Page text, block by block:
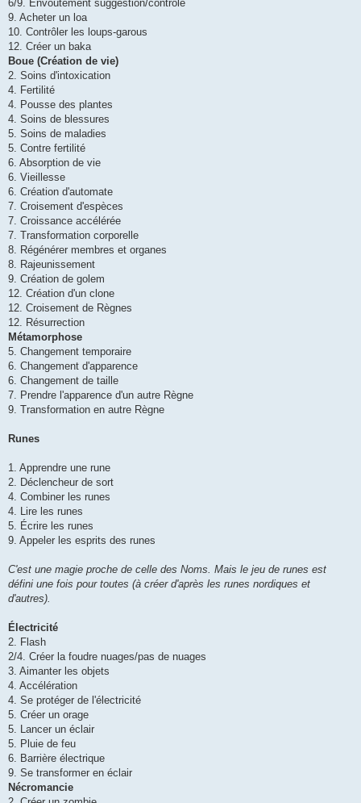
6/9. Envoûtement suggestion/contrôle
9. Acheter un loa
10. Contrôler les loups-garous
12. Créer un baka
Boue (Création de vie)
2. Soins d'intoxication
4. Fertilité
4. Pousse des plantes
4. Soins de blessures
5. Soins de maladies
5. Contre fertilité
6. Absorption de vie
6. Vieillesse
6. Création d'automate
7. Croisement d'espèces
7. Croissance accélérée
7. Transformation corporelle
8. Régénérer membres et organes
8. Rajeunissement
9. Création de golem
12. Création d'un clone
12. Croisement de Règnes
12. Résurrection
Métamorphose
5. Changement temporaire
6. Changement d'apparence
6. Changement de taille
7. Prendre l'apparence d'un autre Règne
9. Transformation en autre Règne
Runes
1. Apprendre une rune
2. Déclencheur de sort
4. Combiner les runes
4. Lire les runes
5. Écrire les runes
9. Appeler les esprits des runes
C'est une magie proche de celle des Noms. Mais le jeu de runes est
défini une fois pour toutes (à créer d'après les runes nordiques et
d'autres).
Électricité
2. Flash
2/4. Créer la foudre nuages/pas de nuages
3. Aimanter les objets
4. Accélération
4. Se protéger de l'électricité
5. Créer un orage
5. Lancer un éclair
5. Pluie de feu
6. Barrière électrique
9. Se transformer en éclair
Nécromancie